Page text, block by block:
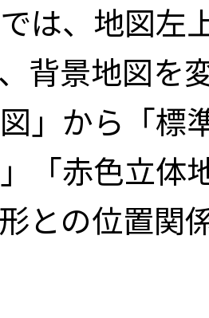
は、地図左
背景地図を
図」から「
「赤色立体
との位置関